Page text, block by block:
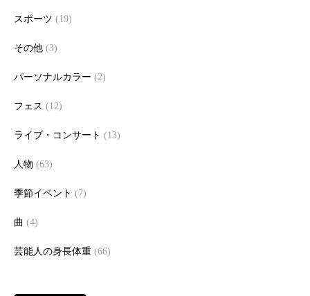
スポーツ (19)
その他 (3)
パーソナルカラー (2)
フェス (12)
ライブ・コンサート (13)
人物 (63)
季節イベント (7)
曲 (4)
芸能人の身長体重 (66)